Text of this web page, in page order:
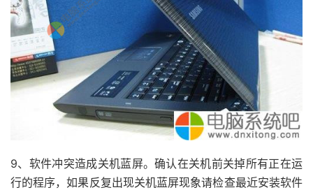
9、软件冲突造成关机蓝屏。确认在关机前关掉所有正在运
行的程序，如果反复出现关机蓝屏现象请检查最近安装软件